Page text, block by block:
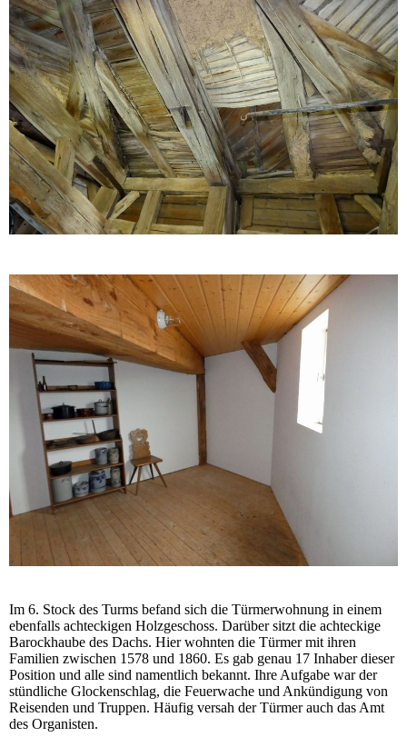
Im 6. Stock des Turms befand sich die Türmerwohnung in einem
ebenfalls achteckigen Holzgeschoss. Darüber sitzt die achteckige
Barockhaube des Dachs. Hier wohnten die Türmer mit ihren
Familien zwischen 1578 und 1860. Es gab genau 17 Inhaber dieser
Position und alle sind namentlich bekannt. Ihre Aufgabe war der
stündliche Glockenschlag, die Feuerwache und Ankündigung von
Reisenden und Truppen. Häufig versah der Türmer auch das Amt
des Organisten.